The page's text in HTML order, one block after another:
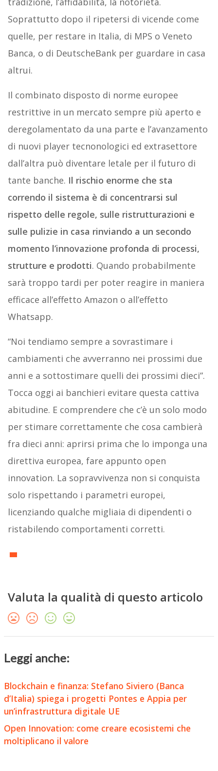
Soprattutto dopo il ripetersi di vicende come
quelle, per restare in Italia, di MPS o Veneto
Banca, o di DeutscheBank per guardare in casa
altrui.
Il combinato disposto di norme europee
restrittive in un mercato sempre più aperto e
deregolamentato da una parte e l’avanzamento
di nuovi player tecnonologici ed extrasettore
dall’altra può diventare letale per il futuro di
tante banche. Il rischio enorme che sta
correndo il sistema è di concentrarsi sul
rispetto delle regole, sulle ristrutturazioni e
sulle pulizie in casa rinviando a un secondo
momento l’innovazione profonda di processi,
strutture e prodotti. Quando probabilmente
sarà troppo tardi per poter reagire in maniera
efficace all’effetto Amazon o all’effetto
Whatsapp.
“Noi tendiamo sempre a sovrastimare i
cambiamenti che avverranno nei prossimi due
anni e a sottostimare quelli dei prossimi dieci”.
Tocca oggi ai banchieri evitare questa cattiva
abitudine. E comprendere che c’è un solo modo
per stimare correttamente che cosa cambierà
fra dieci anni: aprirsi prima che lo imponga una
direttiva europea, fare appunto open
innovation. La sopravvivenza non si conquista
solo rispettando i parametri europei,
licenziando qualche migliaia di dipendenti o
ristabilendo comportamenti corretti.
Valuta la qualità di questo articolo
Leggi anche:
Blockchain e finanza: Stefano Siviero (Banca
d’Italia) spiega i progetti Pontes e Appia per
un’infrastruttura digitale UE
Open Innovation: come creare ecosistemi che
moltiplicano il valore